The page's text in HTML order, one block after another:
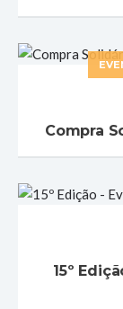
Compra
15º